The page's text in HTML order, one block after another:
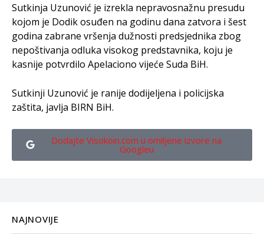
Sutkinja Uzunović je izrekla nepravosnažnu presudu
kojom je Dodik osuđen na godinu dana zatvora i šest
godina zabrane vršenja dužnosti predsjednika zbog
nepoštivanja odluka visokog predstavnika, koju je
kasnije potvrdilo Apelaciono vijeće Suda BiH.
Sutkinji Uzunović je ranije dodijeljena i policijska
zaštita, javlja BIRN BiH.
Dodajte Visokoin.com u omiljene izvore na
Googleu
NAJNOVIJE